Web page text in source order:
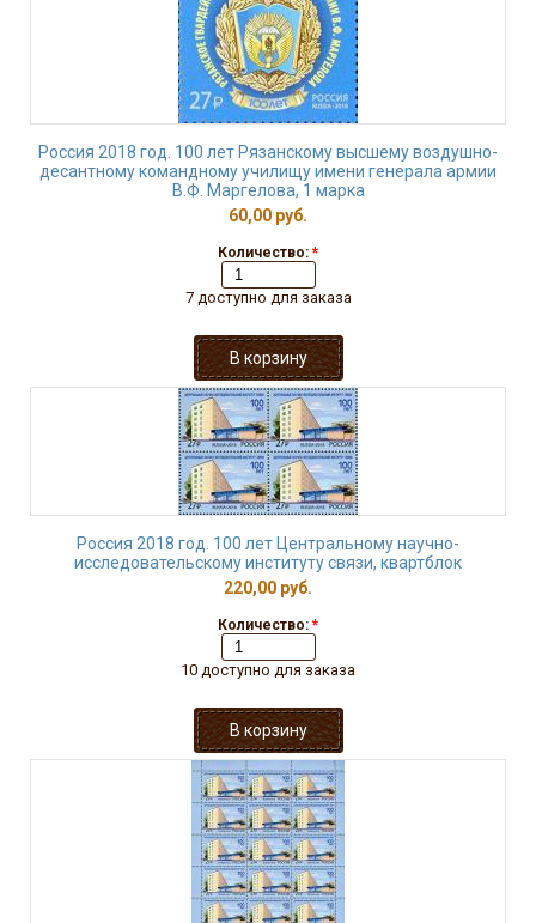
Россия 2018 год. 100 лет Рязанскому высшему воздушно-
десантному командному училищу имени генерала армии
В.Ф. Маргелова, 1 марка
60,00 руб.
Количество: *
7 доступно для заказа
Россия 2018 год. 100 лет Центральному научно-
исследовательскому институту связи, квартблок
220,00 руб.
Количество: *
10 доступно для заказа